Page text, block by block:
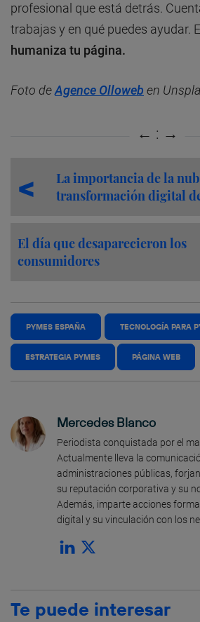
profesional que está detrás.
trabajas y en qué puedes ayudar.
humaniza tu página.
Foto deAgence Olloweb en
La importancia de la
transformación digital
El día que desaparecieron los
consumidores
PYMES ESPAÑA TECNOLOGÍA PARA
ESTRATEGIA PYMES PÁGINA WEB
Mercedes Blanco
Periodista conquistada por el
Actualmente lleva la
administraciones públicas,
su reputación corporativa y su
Además, imparte acciones
digital y su vinculación con los
Te puede interesar